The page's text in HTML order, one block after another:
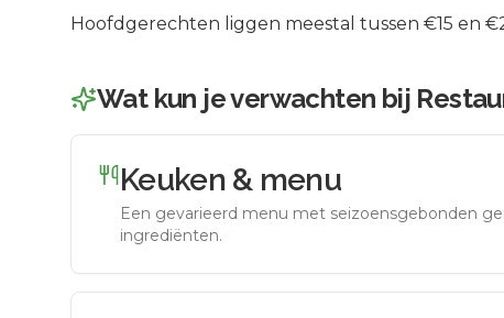
Hoofdgerechten liggen meestal tussen €15 en
Wat kun je verwachten bij
Keuken & menu
Een gevarieerd menu met seizoensgebonden
ingrediënten.